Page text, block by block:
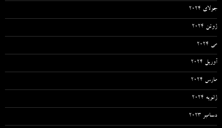
جولای 2024
ژوئن 2024
می 2024
آوریل 2024
مارس 2024
ژانویه 2024
دسامبر 2023